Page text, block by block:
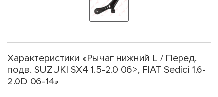
Характеристики «Рычаг нижний L / Перед.
подв. SUZUKI SX4 1.5-2.0 06>, FIAT Sedici 1.6-
2.0D 06-14»